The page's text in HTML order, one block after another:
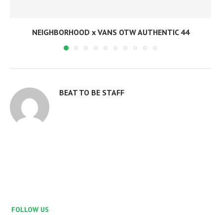
NEIGHBORHOOD x VANS OTW AUTHENTIC 44
BEAT TO BE STAFF
FOLLOW US